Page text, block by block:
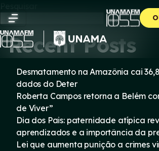
content
Pesquisar
Pesquisar
Recent Posts
Desmatamento na Amazônia cai
dados do Deter
Roberta Campos retorna a Belém
de Viver”
Dia dos Pais: paternidade atípica
aprendizados e a importância da
Lei que aumenta punição a crimes